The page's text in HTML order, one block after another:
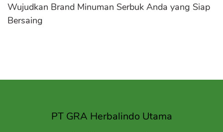
Wujudkan Brand Minuman Serbuk Anda yang Siap
Bersaing
PT GRA Herbalindo Utama